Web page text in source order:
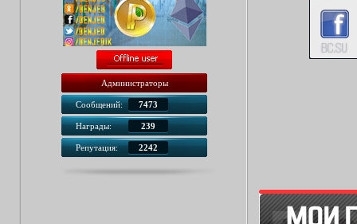
Администраторы
Сообщений: 7473
Награды: 239
Репутация: 2242